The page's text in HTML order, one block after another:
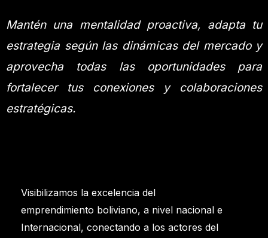
Mantén una mentalidad proactiva, adapta tu
estrategia según las dinámicas del mercado y
aprovecha todas las oportunidades para
fortalecer tus conexiones y colaboraciones
estratégicas.
Visibilizamos la excelencia del
emprendimiento boliviano, a nivel nacional e
Internacional, conectando a los actores del